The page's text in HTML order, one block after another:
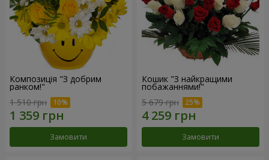
Композиція "З добрим
ранком!"
1 510 грн
Замовити
Кошик "З найкращими
побажаннями!"
5 679 грн
Замовити